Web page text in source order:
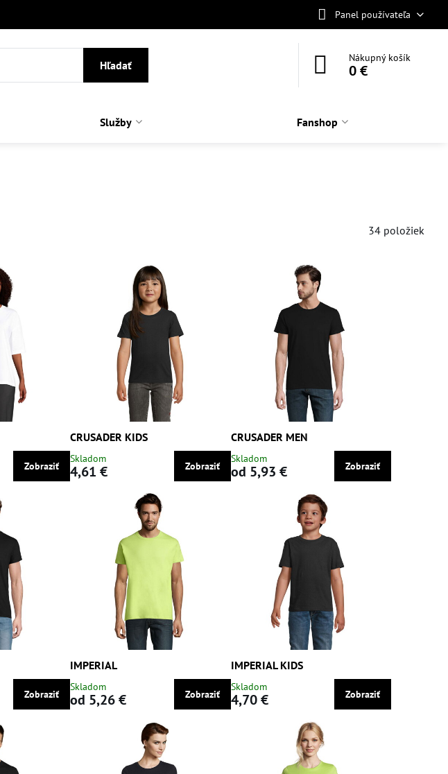
Panel používateľa
Hľadať
Nákupný košík
0 €
Služby Fanshop
34 položiek
Zobraziť
CRUSADER KIDS
Skladom
4,61 € Zobraziť
CRUSADER MEN
Skladom
od 5,93 € Zobraziť
Zobraziť
IMPERIAL
Skladom
od 5,26 € Zobraziť
IMPERIAL KIDS
Skladom
4,70 € Zobraziť